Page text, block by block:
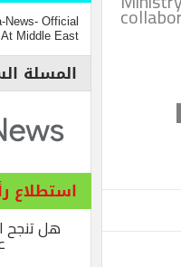
Al Masalla-News- Official
News At Middle East
المسلة السياحية
استطلاع رأي
هل تنجح
عودة